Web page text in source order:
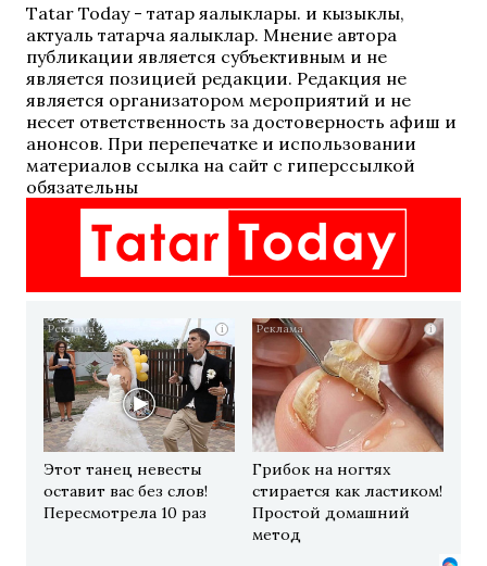
Tatar Today - татар яңалыклары. иң кызыклы,
актуаль татарча яңалыклар. Мнение автора
публикации является субъективным и не
является позицией редакции. Редакция не
является организатором мероприятий и не
несет ответственность за достоверность афиш и
анонсов. При перепечатке и использовании
материалов ссылка на сайт с гиперссылкой
обязательны
i
Этот танец невесты
оставит вас без слов!
Пересмотрела 10 раз
i
Грибок на ногтях
стирается как ластиком!
Простой домашний
метод